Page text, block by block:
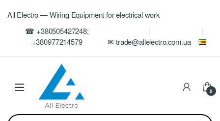
navigation
All Electro — Wiring Equipment for electrical work
☎ +380505427248;
+380977214579
✉ trade@allelectro.com.ua
0
Искать: